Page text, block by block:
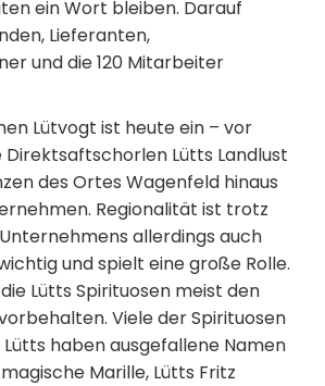
ein Wort bleiben. Darauf
Lieferanten,
und die 120 Mitarbeiter
Lütvogt ist heute ein – vor
Lütts Landlust
des Ortes Wagenfeld hinaus
Regionalität ist trotz
allerdings auch
und spielt eine große Rolle.
Lütts Spirituosen meist den
Viele der Spirituosen
Lütts haben ausgefallene Namen
Marille, Lütts Fritz